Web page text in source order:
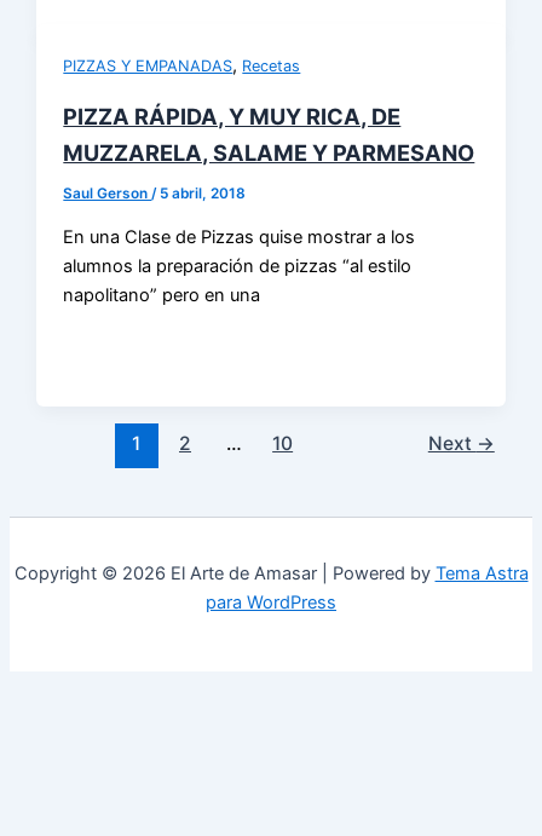
PIZZAS Y EMPANADAS, Recetas
PIZZA RÁPIDA, Y MUY RICA, DE
MUZZARELA, SALAME Y PARMESANO
Saul Gerson/ 5 abril, 2018
En una Clase de Pizzas quise mostrar a los
alumnos la preparación de pizzas “al estilo
napolitano” pero en una
1 2 … 10 Next →
Copyright © 2026 El Arte de Amasar | Powered by Tema Astra
para WordPress